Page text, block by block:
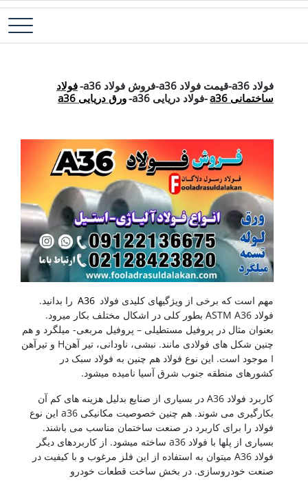
پرش فولاد آلیاژی-میلگرد آلیاژی-تسمه آلیاژی-ورق آلیاژی-لوله آلیاژی-نبشی
فولاد a36-قیمت فولاد a36-فروش فولاد a36-
فولاد
ساختمانی a36
-فولاد دریایی a36- ورق دریایی a36
مهم است که برخی از ویژگیهای کلیدی فولاد A36 را بدانید.
فولاد ASTM A36 بطور کلی در اشکال مختلف بکار میرود.
بعنوان مثال در پروفیل مستطیلی – پروفیل مربعی- میلگرد و هم
چنین شکل های فولادی مانند. نبشی، ناودانی، تیر آهنH و تیرآهن
I موجود است. این نوع فولاد هم چنین به فولاد سبک در
کشورهای منطقه جنوب شرق آسیا نامیده میشود.
کاربرد فولاد A36 در بسیاری از صنایع بدلیل هزینه های کم آن
بکارگیری می شوند. هم چنین خصوصیت مکانیکی a36 این نوع
فولاد را برای کاربرد در صنعت ساختمان مناسب می باشند.
بسیاری از پلها با فولاد a36 ساخته میشود. از کاربردهای دیگر
فولاد A36 میتوان به استفاده از این فلز مرغوب و با کیفیت در
صنعت خودروسازی. در بخش ساخت قطعات خودرو